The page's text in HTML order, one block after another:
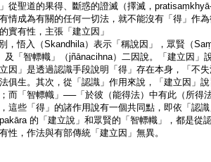
從聖道的果得、斷惑的證滅（擇滅，
情成為有關的任何一切法，就不能沒有「得」作
實有性，主張「建立因」
，悟入（Skandhila）表示「稱說因」，眾賢（
及「智幖幟」（jñānacihna）二因說。「建立因」
因」是透過認識手段說明「得」存在本身，「不
俱生。其次，從「認識」作用來說，「建立因」
而「智幖幟」──「於彼（能得法）中有此（所得
這些「得」的諸作用說有一個共同點，即依「認
的「建立說」和眾賢的「智幖幟」，都是從
性，作法與有部傳統「建立因」無異。